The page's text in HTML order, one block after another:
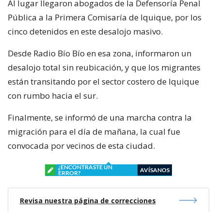
Al lugar llegaron abogados de la Defensoría Penal
Pública a la Primera Comisaría de Iquique, por los
cinco detenidos en este desalojo masivo.
Desde Radio Bío Bío en esa zona, informaron un
desalojo total sin reubicación, y que los migrantes
están transitando por el sector costero de Iquique
con rumbo hacia el sur.
Finalmente, se informó de una marcha contra la
migración para el día de mañana, la cual fue
convocada por vecinos de esta ciudad.
¿ENCONTRASTE UN
ERROR?
AVÍSANOS
Revisa nuestra página de correcciones